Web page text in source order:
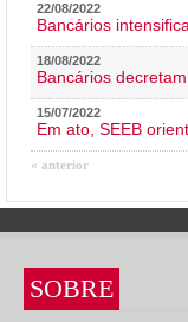
22/08/2022
Bancários
18/08/2022
Bancários
15/07/2022
Em ato, SEEB
« anterior
SOBRE